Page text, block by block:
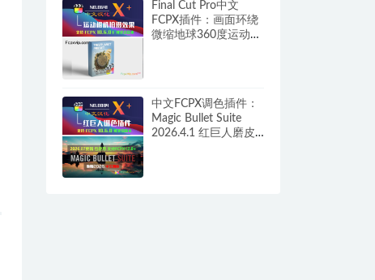
Final Cut Pro中文
FCPX插件：画面环绕
微缩地球360度运动相
中文FCPX调色插件：
Magic Bullet Suite
2026.4.1 红巨人磨皮